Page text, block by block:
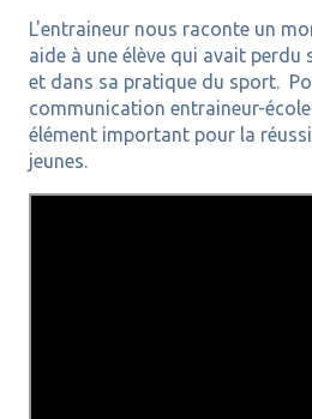
L'entraineur nous raconte un
aide à une élève qui avait
et dans sa pratique du sport.
communication entraineur-
élément important pour la
jeunes.